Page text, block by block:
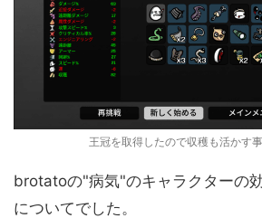
王冠を取得したので収穫も活かす
brotatoの"病気"のキャラクターの
についてでした。